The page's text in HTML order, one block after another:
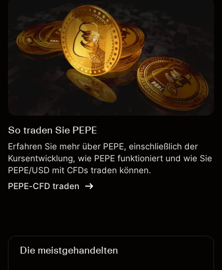
So traden Sie PEPE
Erfahren Sie mehr über PEPE, einschließlich der
Kursentwicklung, wie PEPE funktioniert und wie Sie
PEPE/USD mit CFDs traden können.
PEPE-CFD traden
Die meistgehandelten